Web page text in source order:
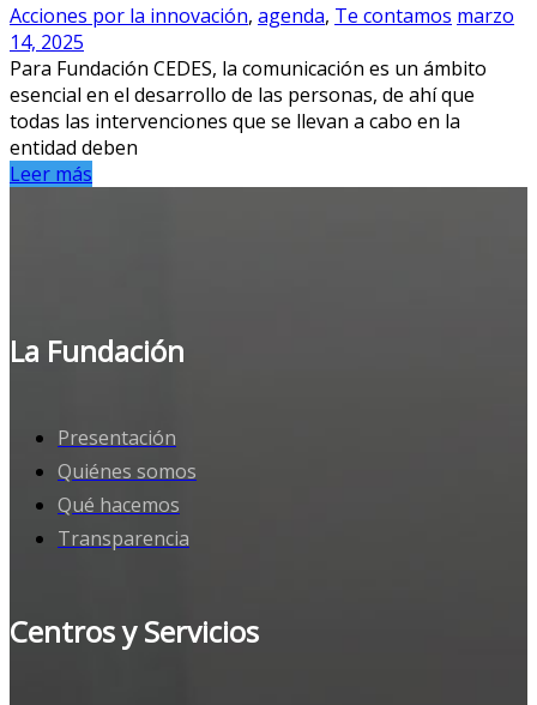
Acciones por la innovación, agenda, Te contamos marzo
14, 2025
Para Fundación CEDES, la comunicación es un ámbito
esencial en el desarrollo de las personas, de ahí que
todas las intervenciones que se llevan a cabo en la
entidad deben
Leer más
La Fundación
Presentación
Quiénes somos
Qué hacemos
Transparencia
Centros y Servicios